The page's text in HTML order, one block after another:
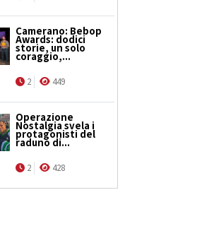
Camerano: Bebop
Awards: dodici
storie, un solo
coraggio,...
2 449
Operazione
Nostalgia svela i
protagonisti del
raduno di...
2 428